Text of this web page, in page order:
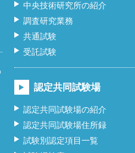
中央技術研究所の紹介
調査研究業務
共通試験
受託試験
認定共同試験場
認定共同試験場の紹介
認定共同試験場住所録
試験別認定項目一覧